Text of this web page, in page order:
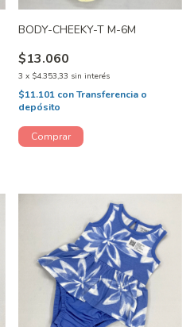
BODY-CHEEKY-T M-6M
$13.060
3 x $4.353,33 sin interés
$11.101 con Transferencia o
depósito